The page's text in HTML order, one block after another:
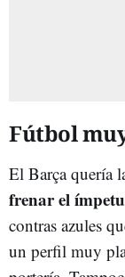
Fútbol
El Barça quería
frenar el
contras azules
un perfil muy